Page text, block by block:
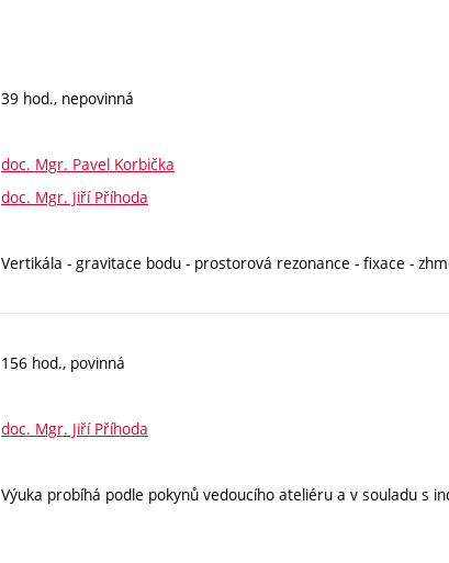
39 hod., nepovinná
doc. Mgr. Pavel Korbička
doc. Mgr. Jiří Příhoda
Vertikála - gravitace bodu - prostorová rezonance - fixace -
156 hod., povinná
doc. Mgr. Jiří Příhoda
Výuka probíhá podle pokynů vedoucího ateliéru a v souladu s